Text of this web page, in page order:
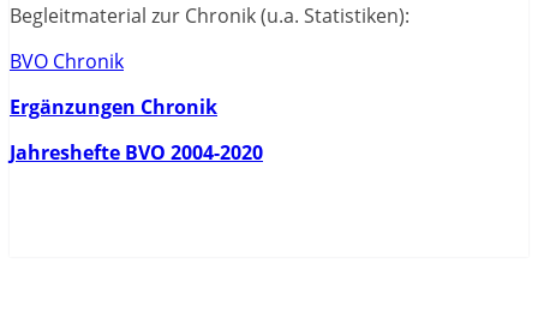
Begleitmaterial zur Chronik (u.a. Statistiken):
BVO Chronik
Ergänzungen Chronik
Jahreshefte BVO 2004-2020